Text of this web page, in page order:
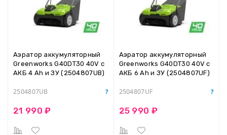
Аэратор аккумуляторный
Greenworks G40DT30 40V с
АКБ 4 Ah и ЗУ (2504807UB)
2504807UB
21 990 ₽
Аэратор аккумуляторный
Greenworks G40DT30 40V с
АКБ 6 Ah и ЗУ (2504807UF)
2504807UF
25 990 ₽